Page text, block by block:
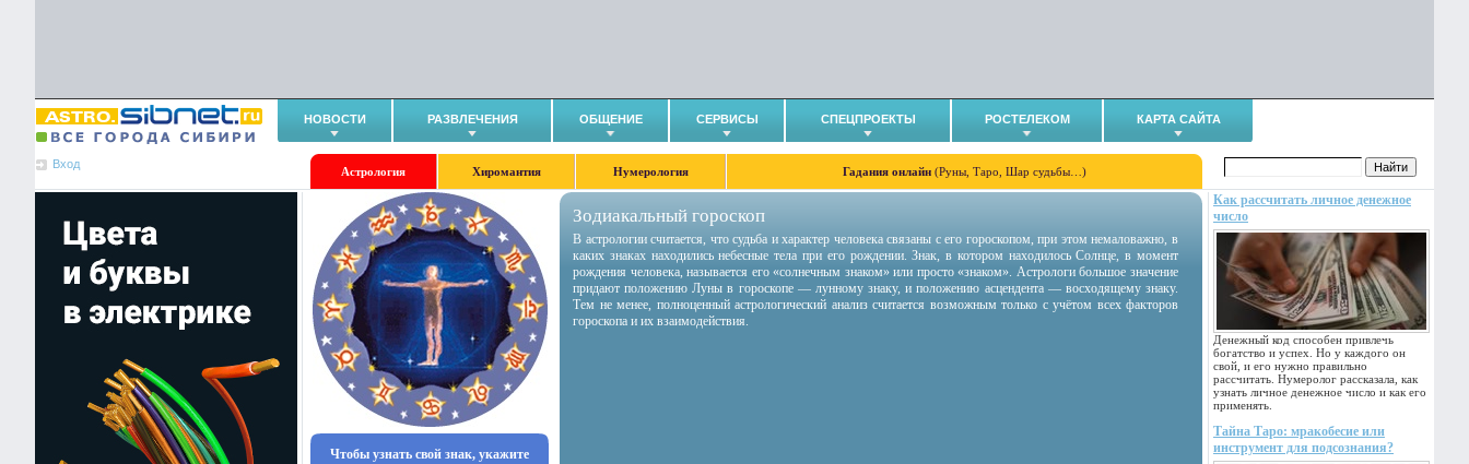
НОВОСТИ РАЗВЛЕЧЕНИЯ ОБЩЕНИЕ СЕРВИСЫ СПЕЦПРОЕКТЫ РОСТЕЛЕКОМ КАРТА САЙТА
Вход
Астрология Хиромантия Нумерология Гадания онлайн (Руны, Таро, Шар судьбы…)
Как рассчитать личное денежное
число
Денежный код способен привлечь
богатство и успех. Но у каждого он
свой, и его нужно правильно
рассчитать. Нумеролог рассказала, как
узнать личное денежное число и как его
применять.
Тайна Таро: мракобесие или
инструмент для подсознания?
Чтобы узнать свой знак, укажите
Зодиакальный гороскоп
В астрологии считается, что судьба и характер человека связаны с его гороскопом, при этом немаловажно, в
каких знаках находились небесные тела при его рождении. Знак, в котором находилось Солнце, в момент
рождения человека, называется его «солнечным знаком» или просто «знаком». Астрологи большое значение
придают положению Луны в гороскопе — лунному знаку, и положению асцендента — восходящему знаку.
Тем не менее, полноценный астрологический анализ считается возможным только с учётом всех факторов
гороскопа и их взаимодействия.